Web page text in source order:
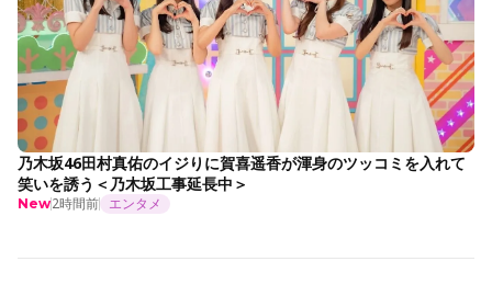
乃木坂46田村真佑のイジりに賀喜遥香が渾身のツッコミを入れて
笑いを誘う＜乃木坂工事延長中＞
New2時間前 エンタメ